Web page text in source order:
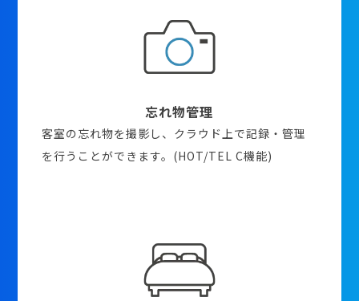
忘れ物管理
客室の忘れ物を撮影し、クラウド上で記録・管理
を行うことができます。(HOT/TEL C機能)